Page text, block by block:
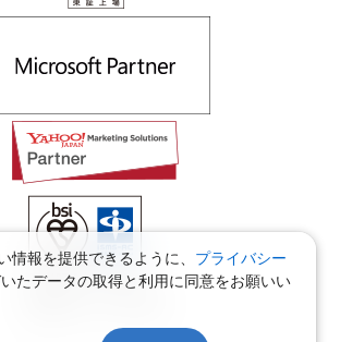
情報を提供できるように、 プライバシー
たデータの取得と利用に同意をお願いい